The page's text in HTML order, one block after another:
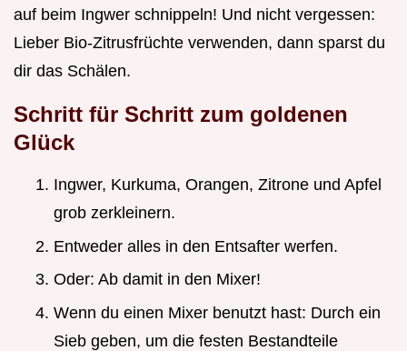
auf beim Ingwer schnippeln! Und nicht vergessen:
Lieber Bio-Zitrusfrüchte verwenden, dann sparst du
dir das Schälen.
Schritt für Schritt zum goldenen
Glück
Ingwer, Kurkuma, Orangen, Zitrone und Apfel
grob zerkleinern.
Entweder alles in den Entsafter werfen.
Oder: Ab damit in den Mixer!
Wenn du einen Mixer benutzt hast: Durch ein
Sieb geben, um die festen Bestandteile